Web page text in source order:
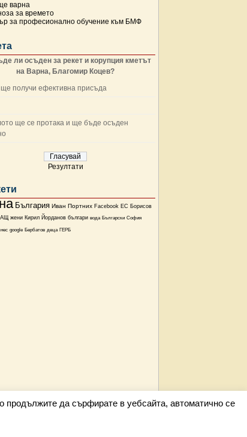
варна
за времето
за професионално обучение към БМФ
ли осъден за рекет и корупция кметът
на Варна, Благомир Коцев?
получи ефективна присъда
ще се протака и ще бъде осъден
Резултати
България Иван Портних Facebook ЕС Борисов
жени Кирил Йорданов българи вода Български София
google Бербатов деца ГЕРБ
продължите да сърфирате в уебсайта, автоматично се